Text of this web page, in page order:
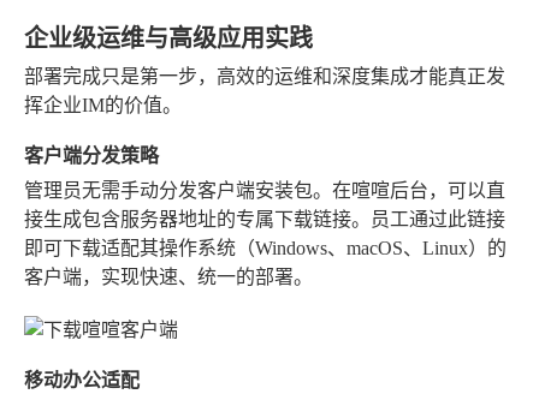
企业级运维与高级应用实践
部署完成只是第一步，高效的运维和深度集成才能真正发
挥企业IM的价值。
客户端分发策略
管理员无需手动分发客户端安装包。在喧喧后台，可以直
接生成包含服务器地址的专属下载链接。员工通过此链接
即可下载适配其操作系统（Windows、macOS、Linux）的
客户端，实现快速、统一的部署。
移动办公适配